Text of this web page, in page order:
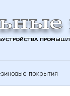
покрытия